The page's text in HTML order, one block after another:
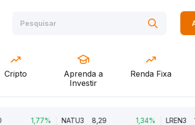
Cripto
Aprenda a
Investir
Renda Fixa
1,77% NATU3 8,29 1,34% LREN3